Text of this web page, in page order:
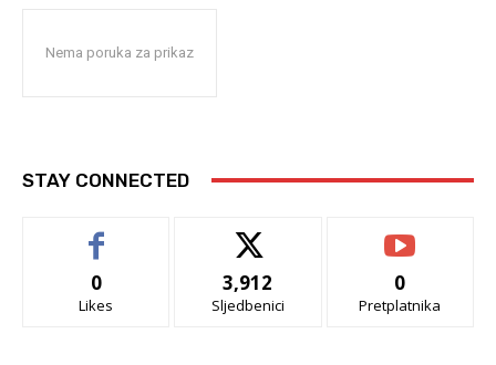
Nema poruka za prikaz
STAY CONNECTED
0
Likes
3,912
Sljedbenici
0
Pretplatnika